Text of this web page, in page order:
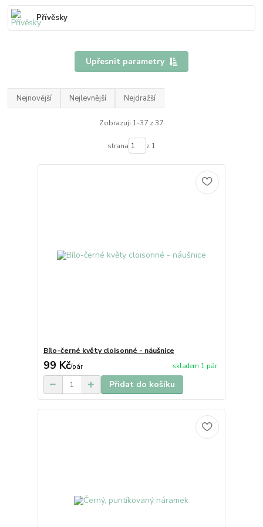
Přívěsky
Upřesnit parametry
Nejnovější Nejlevnější Nejdražší
Zobrazuji 1-37 z 37
strana z 1
Bílo-černé květy cloisonné - náušnice
99 Kč/pár skladem 1 pár
Přidat do košíku